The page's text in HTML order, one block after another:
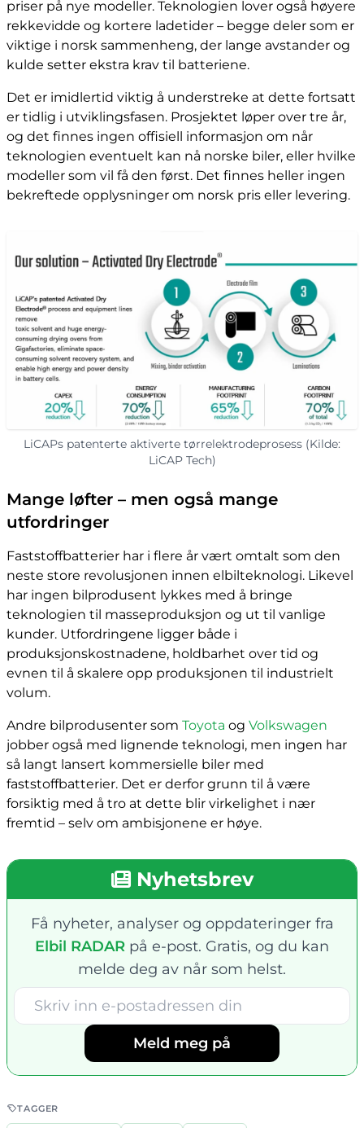
priser på nye modeller. Teknologien lover også høyere
rekkevidde og kortere ladetider – begge deler som er
viktige i norsk sammenheng, der lange avstander og
kulde setter ekstra krav til batteriene.
Det er imidlertid viktig å understreke at dette fortsatt
er tidlig i utviklingsfasen. Prosjektet løper over tre år,
og det finnes ingen offisiell informasjon om når
teknologien eventuelt kan nå norske biler, eller hvilke
modeller som vil få den først. Det finnes heller ingen
bekreftede opplysninger om norsk pris eller levering.
LiCAPs patenterte aktiverte tørrelektrodeprosess (Kilde:
LiCAP Tech)
Mange løfter – men også mange
utfordringer
Faststoffbatterier har i flere år vært omtalt som den
neste store revolusjonen innen elbilteknologi. Likevel
har ingen bilprodusent lykkes med å bringe
teknologien til masseproduksjon og ut til vanlige
kunder. Utfordringene ligger både i
produksjonskostnadene, holdbarhet over tid og
evnen til å skalere opp produksjonen til industrielt
volum.
Andre bilprodusenter som Toyota og Volkswagen
jobber også med lignende teknologi, men ingen har
så langt lansert kommersielle biler med
faststoffbatterier. Det er derfor grunn til å være
forsiktig med å tro at dette blir virkelighet i nær
fremtid – selv om ambisjonene er høye.
Nyhetsbrev
Få nyheter, analyser og oppdateringer fra
Elbil RADAR på e-post. Gratis, og du kan
melde deg av når som helst.
Meld meg på
TAGGER